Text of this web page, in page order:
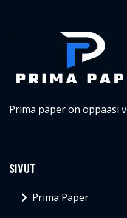
Prima paper on oppaasi
SIVUT
Prima Paper